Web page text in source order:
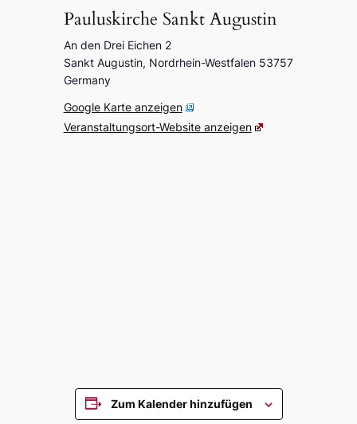
Paulus­kir­che Sankt Augus­tin
An den Drei Eichen 2
Sankt Augus­tin, Nord­rhein-West­fa­len 53757
Germa­ny
Goog­le Karte anzei­gen
Veran­stal­tungs­ort-Website anzei­gen
Zum Kalender hinzufügen